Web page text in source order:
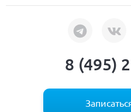
8 (495)